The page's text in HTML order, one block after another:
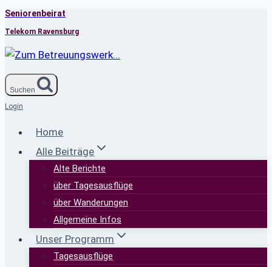
Zum
Inhalt
springen
Seniorenbeirat
Telekom Ravensburg
Suchen
Login
Home
Alle Beiträge
Alte Berichte
über Tagesausflüge
über Wanderungen
Allgemeine Infos
Unser Programm
Tagesausflüge